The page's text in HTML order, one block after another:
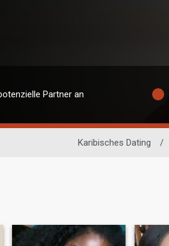
Partner an
Karibisches Dating /